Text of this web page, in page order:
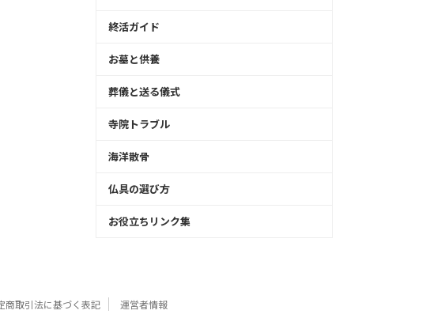
終活ガイド
お墓と供養
葬儀と送る儀式
寺院トラブル
海洋散骨
仏具の選び方
お役立ちリンク集
商取引法に基づく表記 運営者情報